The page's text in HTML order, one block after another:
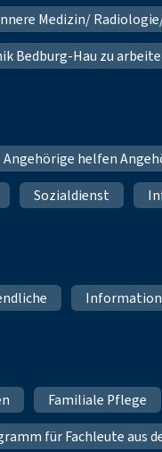
Medizin/
Bedburg-Hau zu
Angehörige helfen
Sozialdienst
Familiale Pflege
für Fachleute aus